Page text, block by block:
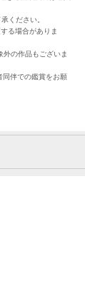
ください。
る場合がありま
の作品もございま
伴での鑑賞をお願